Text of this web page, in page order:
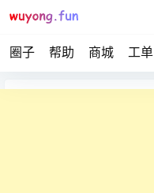
圈子 帮助 商城 工单